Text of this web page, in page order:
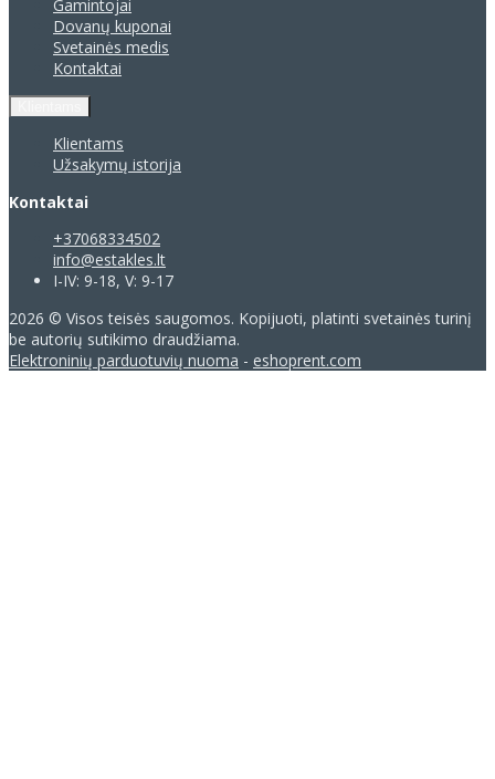
Gamintojai
Dovanų kuponai
Svetainės medis
Kontaktai
Klientams
Užsakymų istorija
Kontaktai
+37068334502
info@estakles.lt
I-IV: 9-18, V: 9-17
2026 © Visos teisės saugomos. Kopijuoti, platinti svetainės turinį
be autorių sutikimo draudžiama.
Elektroninių parduotuvių nuoma - eshoprent.com